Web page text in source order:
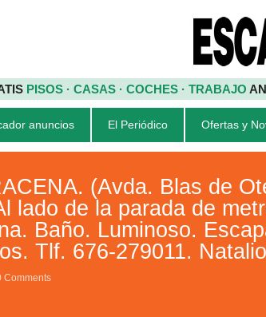
PISOS · CASAS · COCHES · TRABAJO
anuncios El Periódico Ofertas y
(Avda. Blas de
lado de la parada de
Baño. Luminoso.
Tlf. 676-279011.
Comments